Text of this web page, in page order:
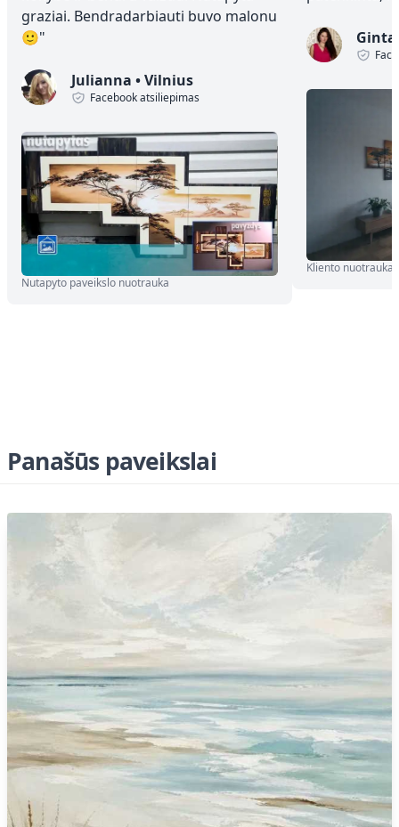
graziai. Bendradarbiauti buvo malonu
🙂"
Julianna •Vilnius
Facebook atsiliepimas
Nutapyto paveikslo nuotrauka
Kliento nuotrauka
Panašūs paveikslai